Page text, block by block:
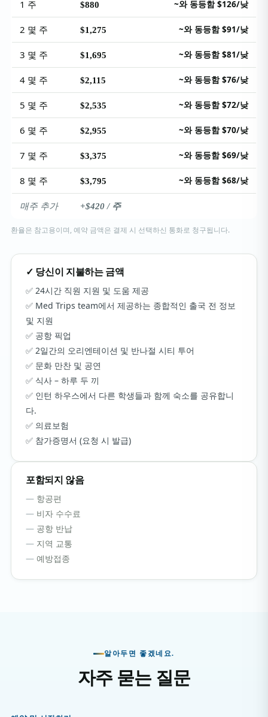
1 주 $880 ~와 동등함 $126/낮
2 몇 주 $1,275 ~와 동등함 $91/낮
3 몇 주 $1,695 ~와 동등함 $81/낮
4 몇 주 $2,115 ~와 동등함 $76/낮
5 몇 주 $2,535 ~와 동등함 $72/낮
6 몇 주 $2,955 ~와 동등함 $70/낮
7 몇 주 $3,375 ~와 동등함 $69/낮
8 몇 주 $3,795 ~와 동등함 $68/낮
매주 추가 +$420 / 주
환율은 참고용이며, 예약 금액은 결제 시 선택하신 통화로 청구됩니다.
✓ 당신이 지불하는 금액
24시간 직원 지원 및 도움 제공
Med Trips team에서 제공하는 종합적인 출국 전 정보
및 지원
공항 픽업
2일간의 오리엔테이션 및 반나절 시티 투어
문화 만찬 및 공연
식사 – 하루 두 끼
인턴 하우스에서 다른 학생들과 함께 숙소를 공유합니
다.
의료보험
참가증명서 (요청 시 발급)
포함되지 않음
항공편
비자 수수료
공항 반납
지역 교통
예방접종
알아두면 좋겠네요.
자주 묻는 질문